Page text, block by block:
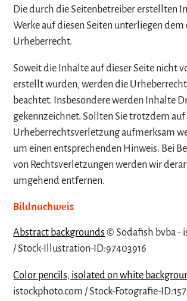
Die durch die Seitenbetreiber erstellten
Werke auf diesen Seiten unterliegen
Urheberrecht.
Soweit die Inhalte auf dieser Seite nicht
erstellt wurden, werden die
beachtet. Insbesondere werden Inhalte
gekennzeichnet. Sollten Sie trotzdem auf
Urheberrechtsverletzung aufmerksam
um einen entsprechenden Hinweis. Bei
von Rechtsverletzungen werden wir
umgehend entfernen.
Bildnachweis
Abstract backgrounds © Sodafish bvba -
/ Stock-Illustration-ID:97403916
Color pencils, isolated on white
istockphoto.com / Stock-Fotografie-